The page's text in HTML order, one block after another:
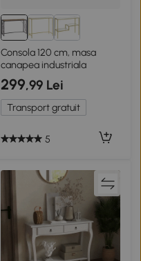
Consola 120 cm, masa
canapea industriala
299,99 Lei
Transport gratuit
5